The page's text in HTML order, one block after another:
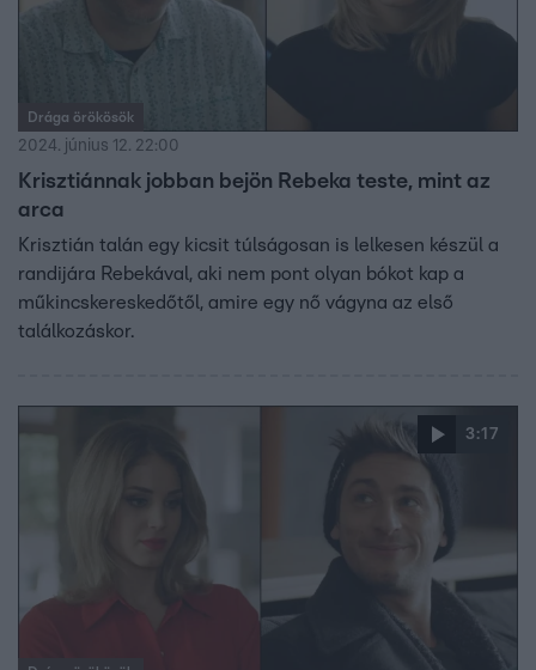
Drága örökösök
2024. június 12. 22:00
Krisztiánnak jobban bejön Rebeka teste, mint az
arca
Krisztián talán egy kicsit túlságosan is lelkesen készül a
randijára Rebekával, aki nem pont olyan bókot kap a
műkincskereskedőtől, amire egy nő vágyna az első
találkozáskor.
3:17